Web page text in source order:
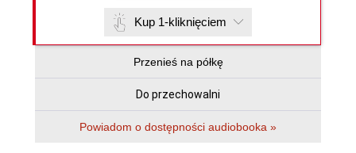
Kup 1-kliknięciem
Przenieś na półkę
Do przechowalni
Powiadom o dostępności audiobooka »